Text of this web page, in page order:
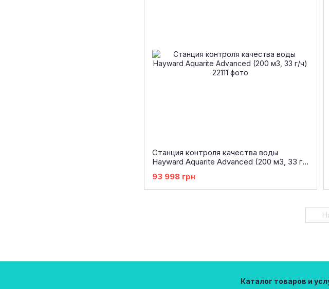
Станция контроля качества воды
Hayward Aquarite Advanced (200 м3, 33 г/
93 998 грн
Каталог товаров и